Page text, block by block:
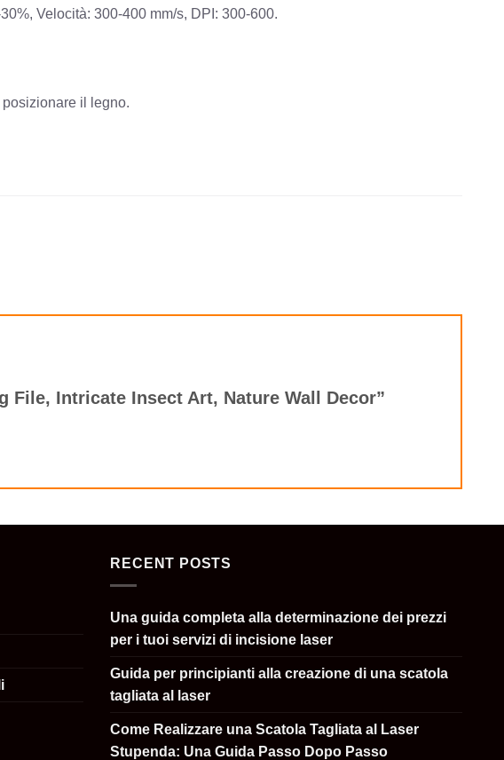
Velocità: 300-400 mm/s, DPI: 300-600.
il legno.
File, Intricate Insect Art, Nature Wall Decor”
RECENT POSTS
Una guida completa alla determinazione dei prezzi
per i tuoi servizi di incisione laser
Guida per principianti alla creazione di una scatola
tagliata al laser
Come Realizzare una Scatola Tagliata al Laser
Stupenda: Una Guida Passo Dopo Passo